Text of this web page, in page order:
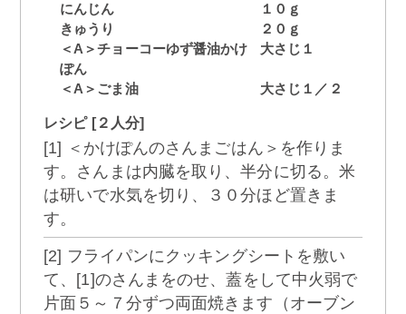
にんじん
１０ｇ
きゅうり
２０ｇ
＜A＞チョーコーゆず醤油かけ
ぽん
大さじ１
＜A＞ごま油 大さじ１／２
レシピ [２人分]
[1] ＜かけぽんのさんまごはん＞を作りま
す。さんまは内臓を取り、半分に切る。米
は研いで水気を切り、３０分ほど置きま
す。
[2] フライパンにクッキングシートを敷い
て、[1]のさんまをのせ、蓋をして中火弱で
片面５～７分ずつ両面焼きます（オーブン